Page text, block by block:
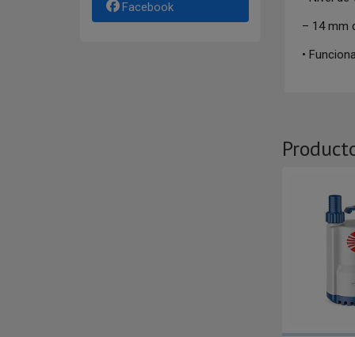
Facebook
– 14 mm
•